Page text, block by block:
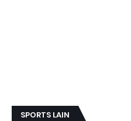
SPORTS LAIN